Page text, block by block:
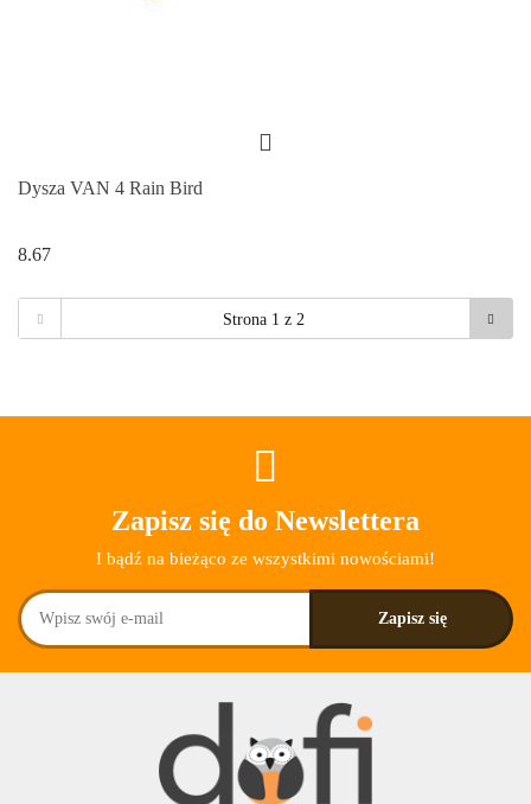
Dysza VAN 4 Rain Bird
8.67
Zapisz się do Newslettera
I bądź na bieżąco ze wszystkimi nowościami!